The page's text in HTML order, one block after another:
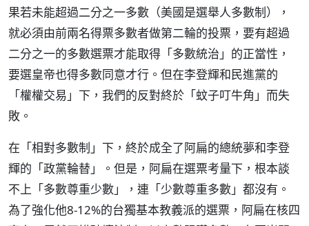
果若未能超過二分之一多數（美國是選舉人多數制），
就必須由前兩名得票多數者做第二輪的投票，要有超過
二分之一的多數選票才能取得「多數統治」的正當性，
要選皇帝也得多數同意才行。但在李登輝和民進黨的
「權權交易」下，我們的反對終於「蚊子叮牛角」而失
敗。
在「相對多數制」下，終於成全了阿扁的總統夢和李登
輝的「政黨輪替」。但是，阿扁在選票考量下，根本談
不上「多數尊重少數」，連「少數尊重多數」都沒有。
為了強化他8-12%的台獨基本教義派的選票，阿扁在核四